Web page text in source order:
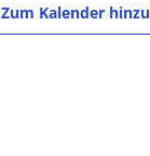
Zum Kalender